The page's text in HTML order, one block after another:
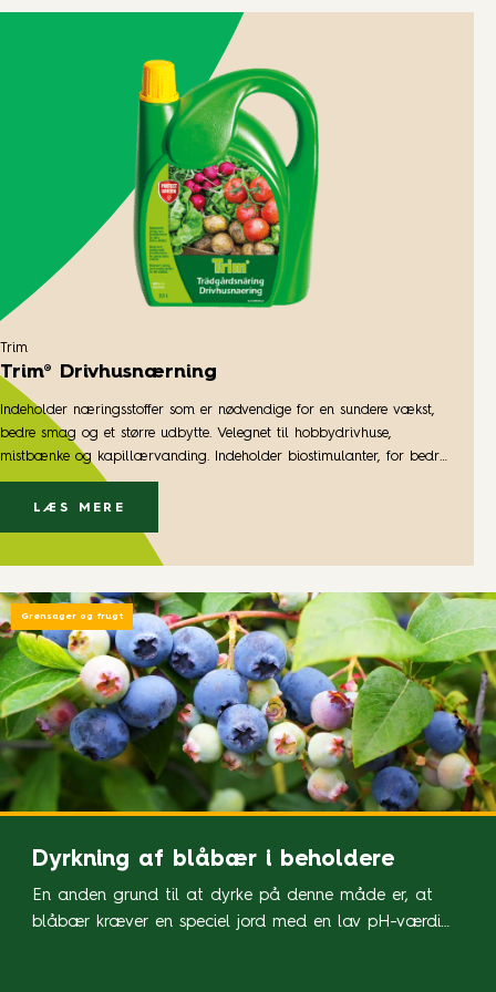
Trim
Trim® Drivhusnærning
Indeholder næringsstoffer som er nødvendige for en sundere vækst,
bedre smag og et større udbytte. Velegnet til hobbydrivhuse,
mistbænke og kapillærvanding. Indeholder biostimulanter, for bedre
rodudvikling og styrke samt gør planten mindre stresset i perioder
med undervanding eller stor frugtbelastning.
LÆS MERE
Dyrkning af blåbær i beholdere
En anden grund til at dyrke på denne måde er, at
blåbær kræver en speciel jord med en lav pH-værdi
Grønsager og frugt